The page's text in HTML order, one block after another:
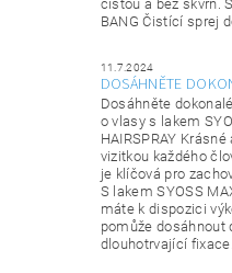
čistou a bez skvrn.
BANG Čistící sprej
11.7.2024
DOSÁHNĚTE
Dosáhněte
o vlasy s lakem
HAIRSPRAY
vizitkou každého
je klíčová pro
S lakem SYOSS
máte k dispozici
pomůže dosáhnout
dlouhotrvající fixace.